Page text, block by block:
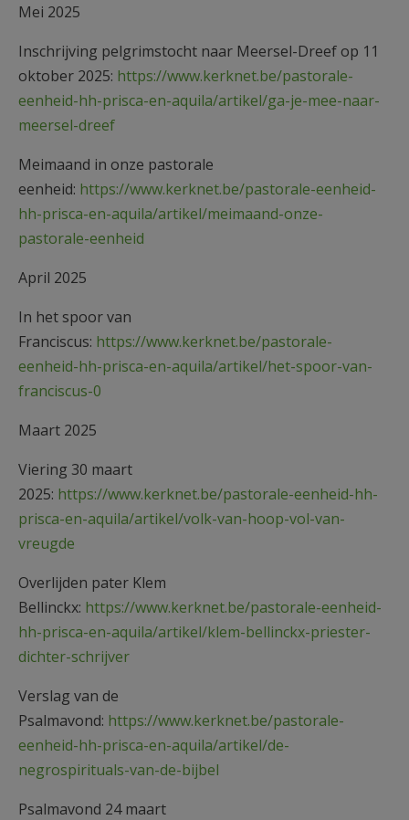
Mei 2025
Inschrijving pelgrimstocht naar Meersel-Dreef op 11
oktober 2025: https://www.kerknet.be/pastorale-
eenheid-hh-prisca-en-aquila/artikel/ga-je-mee-naar-
meersel-dreef
Meimaand in onze pastorale
eenheid: https://www.kerknet.be/pastorale-eenheid-
hh-prisca-en-aquila/artikel/meimaand-onze-
pastorale-eenheid
April 2025
In het spoor van
Franciscus: https://www.kerknet.be/pastorale-
eenheid-hh-prisca-en-aquila/artikel/het-spoor-van-
franciscus-0
Maart 2025
Viering 30 maart
2025: https://www.kerknet.be/pastorale-eenheid-hh-
prisca-en-aquila/artikel/volk-van-hoop-vol-van-
vreugde
Overlijden pater Klem
Bellinckx: https://www.kerknet.be/pastorale-eenheid-
hh-prisca-en-aquila/artikel/klem-bellinckx-priester-
dichter-schrijver
Verslag van de
Psalmavond: https://www.kerknet.be/pastorale-
eenheid-hh-prisca-en-aquila/artikel/de-
negrospirituals-van-de-bijbel
Psalmavond 24 maart